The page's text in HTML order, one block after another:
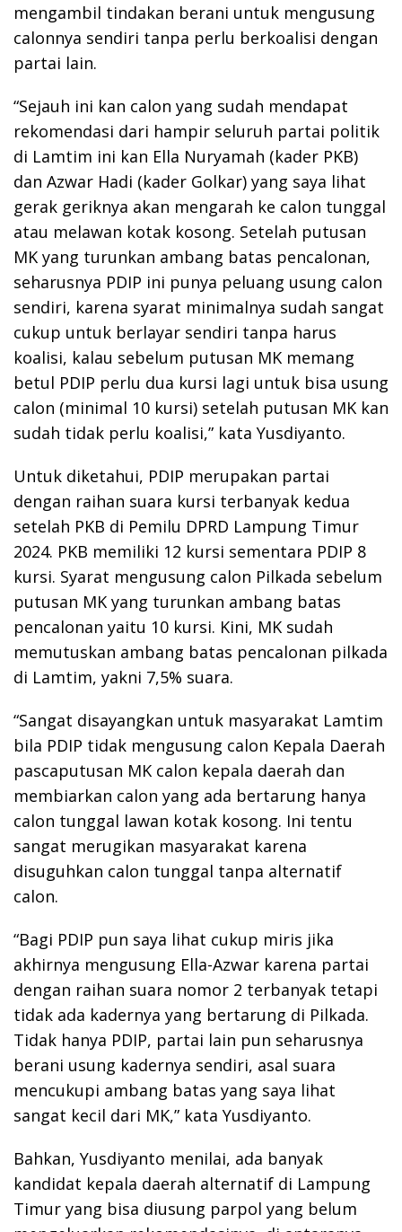
mengambil tindakan berani untuk mengusung
calonnya sendiri tanpa perlu berkoalisi dengan
partai lain.
“Sejauh ini kan calon yang sudah mendapat
rekomendasi dari hampir seluruh partai politik
di Lamtim ini kan Ella Nuryamah (kader PKB)
dan Azwar Hadi (kader Golkar) yang saya lihat
gerak geriknya akan mengarah ke calon tunggal
atau melawan kotak kosong. Setelah putusan
MK yang turunkan ambang batas pencalonan,
seharusnya PDIP ini punya peluang usung calon
sendiri, karena syarat minimalnya sudah sangat
cukup untuk berlayar sendiri tanpa harus
koalisi, kalau sebelum putusan MK memang
betul PDIP perlu dua kursi lagi untuk bisa usung
calon (minimal 10 kursi) setelah putusan MK kan
sudah tidak perlu koalisi,” kata Yusdiyanto.
Untuk diketahui, PDIP merupakan partai
dengan raihan suara kursi terbanyak kedua
setelah PKB di Pemilu DPRD Lampung Timur
2024. PKB memiliki 12 kursi sementara PDIP 8
kursi. Syarat mengusung calon Pilkada sebelum
putusan MK yang turunkan ambang batas
pencalonan yaitu 10 kursi. Kini, MK sudah
memutuskan ambang batas pencalonan pilkada
di Lamtim, yakni 7,5% suara.
“Sangat disayangkan untuk masyarakat Lamtim
bila PDIP tidak mengusung calon Kepala Daerah
pascaputusan MK calon kepala daerah dan
membiarkan calon yang ada bertarung hanya
calon tunggal lawan kotak kosong. Ini tentu
sangat merugikan masyarakat karena
disuguhkan calon tunggal tanpa alternatif
calon.
“Bagi PDIP pun saya lihat cukup miris jika
akhirnya mengusung Ella-Azwar karena partai
dengan raihan suara nomor 2 terbanyak tetapi
tidak ada kadernya yang bertarung di Pilkada.
Tidak hanya PDIP, partai lain pun seharusnya
berani usung kadernya sendiri, asal suara
mencukupi ambang batas yang saya lihat
sangat kecil dari MK,” kata Yusdiyanto.
Bahkan, Yusdiyanto menilai, ada banyak
kandidat kepala daerah alternatif di Lampung
Timur yang bisa diusung parpol yang belum